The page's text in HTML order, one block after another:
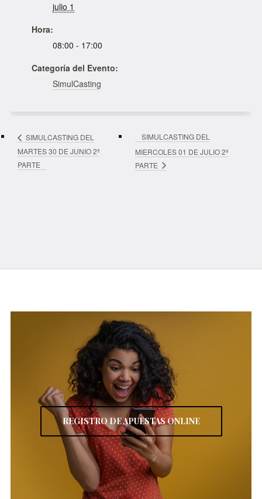
julio 1
Hora:
08:00 - 17:00
Categoría del Evento:
SimulCasting
SIMULCASTING DEL
MARTES 30 DE JUNIO 2ª
PARTE
SIMULCASTING DEL
MIERCOLES 01 DE JULIO 2ª
PARTE
REGISTRO DE APUESTAS ONLINE